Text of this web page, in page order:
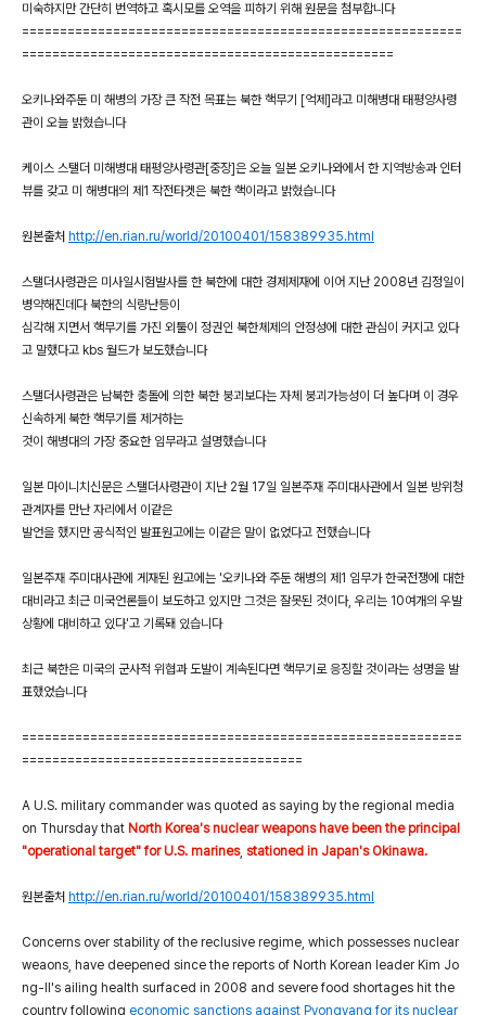
미숙하지만 간단히 번역하고 혹시모를 오역을 피하기 위해 원문을 첨부합니다
==========================================================
=================================================
오키나와주둔 미 해병의 가장 큰 작전 목표는 북한 핵무기 [억제]라고 미해병대 태평양사령
관이 오늘 밝혔습니다
케이스 스탤더 미해병대 태평양사령관[중장]은 오늘 일본 오키나와에서 한 지역방송과 인터
뷰를 갖고 미 해병대의 제1 작전타겟은 북한 핵이라고 밝혔습니다
원본출처 http://en.rian.ru/world/20100401/158389935.html
스탤더사령관은 미사일시험발사를 한 북한에 대한 경제제재에 이어 지난 2008년 김정일이
병약해진데다 북한의 식량난등이
심각해 지면서 핵무기를 가진 외툴이 정권인 북한체제의 안정성에 대한 관심이 커지고 있다
고 말했다고 kbs 월드가 보도했습니다
스탤더사령관은 남북한 충돌에 의한 북한 붕괴보다는 자체 붕괴가능성이 더 높다며 이 경우
신속하게 북한 핵무기를 제거하는
것이 해병대의 가장 중요한 임무라고 설명했습니다
일본 마이니치신문은 스탤더사령관이 지난 2월 17일 일본주재 주미대사관에서 일본 방위청
관계자를 만난 자리에서 이같은
발언을 했지만 공식적인 발표원고에는 이같은 말이 없었다고 전했습니다
일본주재 주미대사관에 게재된 원고에는 '오키나와 주둔 해병의 제1 임무가 한국전쟁에 대한
대비라고 최근 미국언론들이 보도하고 있지만 그것은 잘못된 것이다, 우리는 10여개의 우발
상황에 대비하고 있다'고 기록돼 있습니다
최근 북한은 미국의 군사적 위협과 도발이 계속된다면 핵무기로 응징할 것이라는 성명을 발
표했었습니다
==========================================================
=====================================
A U.S. military commander was quoted as saying by the regional media
on Thursday that North Korea's nuclear weapons have been the principal
"operational target" for U.S. marines, stationed in Japan's Okinawa.
원본출처 http://en.rian.ru/world/20100401/158389935.html
Concerns over stability of the reclusive regime, which possesses nuclear
weaons, have deepened since the reports of North Korean leader Kim Jo
ng-Il's ailing health surfaced in 2008 and severe food shortages hit the
country following economic sanctions against Pyongyang for its nuclear